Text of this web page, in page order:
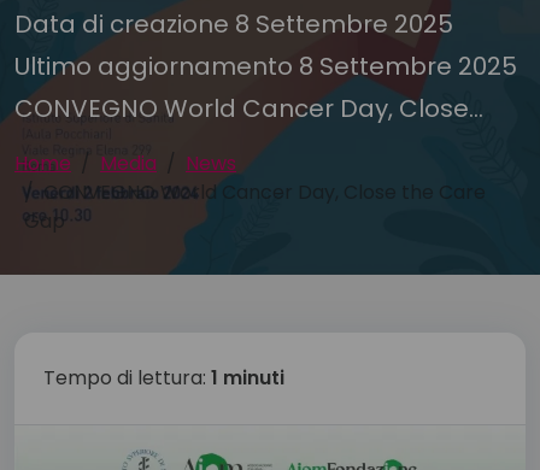
Data di creazione 8 Settembre 2025
Ultimo aggiornamento 8 Settembre 2025
CONVEGNO World Cancer Day, Close...
Home Media
News
CONVEGNO World Cancer Day, Close the Care
Gap
Tempo di lettura: 1 minuti